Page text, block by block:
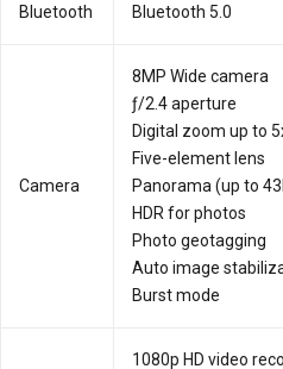
Bluetooth Bluetooth 5.0
Camera
8MP Wide camera
ƒ/2.4 aperture
Digital zoom up to
Five-element lens
Panorama (up to
HDR for photos
Photo geotagging
Auto image
Burst mode
1080p HD video